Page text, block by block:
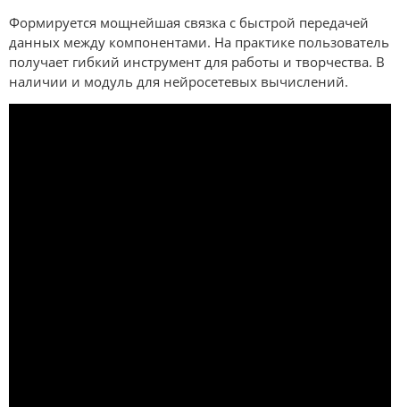
Формируется мощнейшая связка с быстрой передачей
данных между компонентами. На практике пользователь
получает гибкий инструмент для работы и творчества. В
наличии и модуль для нейросетевых вычислений.